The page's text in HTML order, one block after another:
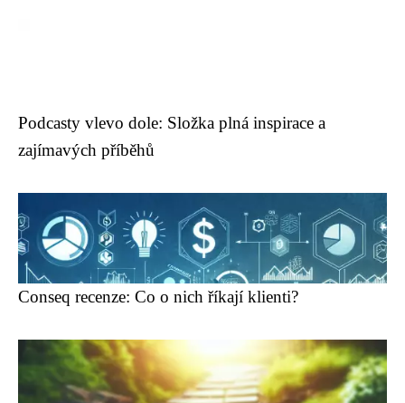
Podcasty vlevo dole: Složka plná inspirace a
zajímavých příběhů
Conseq recenze: Co o nich říkají klienti?